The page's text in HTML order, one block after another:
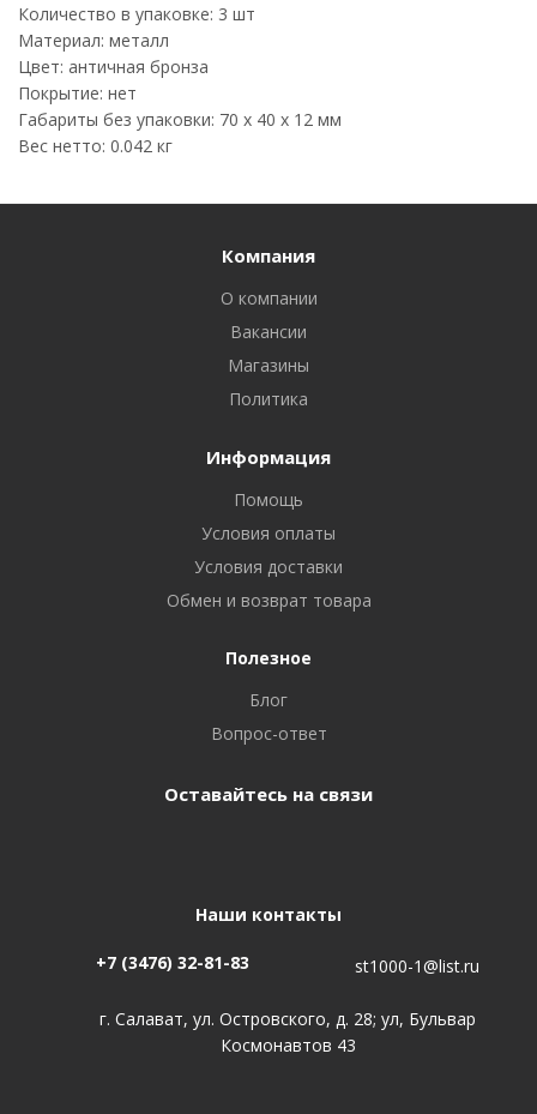
Количество в упаковке: 3 шт
Материал: металл
Цвет: античная бронза
Покрытие: нет
Габариты без упаковки: 70 х 40 х 12 мм
Вес нетто: 0.042 кг
Компания
О компании
Вакансии
Магазины
Политика
Информация
Помощь
Условия оплаты
Условия доставки
Обмен и возврат товара
Полезное
Блог
Вопрос-ответ
Оставайтесь на связи
Наши контакты
+7 (3476) 32-81-83 st1000-1@list.ru
г. Салават, ул. Островского, д. 28; ул, Бульвар
Космонавтов 43